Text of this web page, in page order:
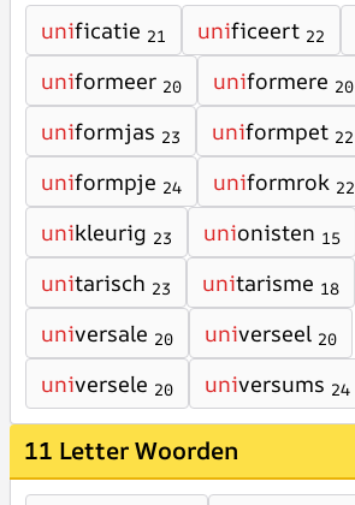
unificatie 21 unificeert 22
uniformeer 20 uniformere 20
uniformjas 23 uniformpet 22
uniformpje 24 uniformrok 22
unikleurig 23 unionisten 15
unitarisch 23 unitarisme 18
universale 20 universeel 20
universele 20 universums 24
11 Letter Woorden